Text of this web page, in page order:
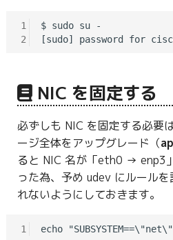
1
2
$ sudo su -
NIC を固定する
必ずしも NIC を固定する必要
ージ全体をアップグレード（
ると NIC 名が「eth0 → enp3
った為、予め udev にルール
れないようにしておきます。
1